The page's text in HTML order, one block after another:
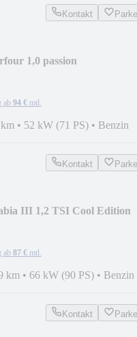
Kontakt
1,0 passion
ab 94 € mtl.
• 52 kW (71 PS) • Benzin
Kontakt
III 1,2 TSI Cool Edition
ab 87 € mtl.
km • 66 kW (90 PS) • Benzin
Kontakt